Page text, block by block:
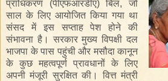
प्राधिकरण
(पीएफआरडीए) बिल,
जो
साल के लिए आयोजित किया गया था
संसद में
इस सप्ताह पेशहोने की
संभावना है।सरकारमुख्य विपक्षी दल
भाजपा के पास पहुंची और मसौदा कानून
के कुछ महत्वपूर्ण प्रावधानों के लिए
अपनी मंजूरी सुरक्षितकी। वित्त मंत्री